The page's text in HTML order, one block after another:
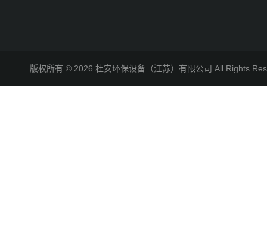
版权所有 © 2026 杜安环保设备（江苏）有限公司 All Rights